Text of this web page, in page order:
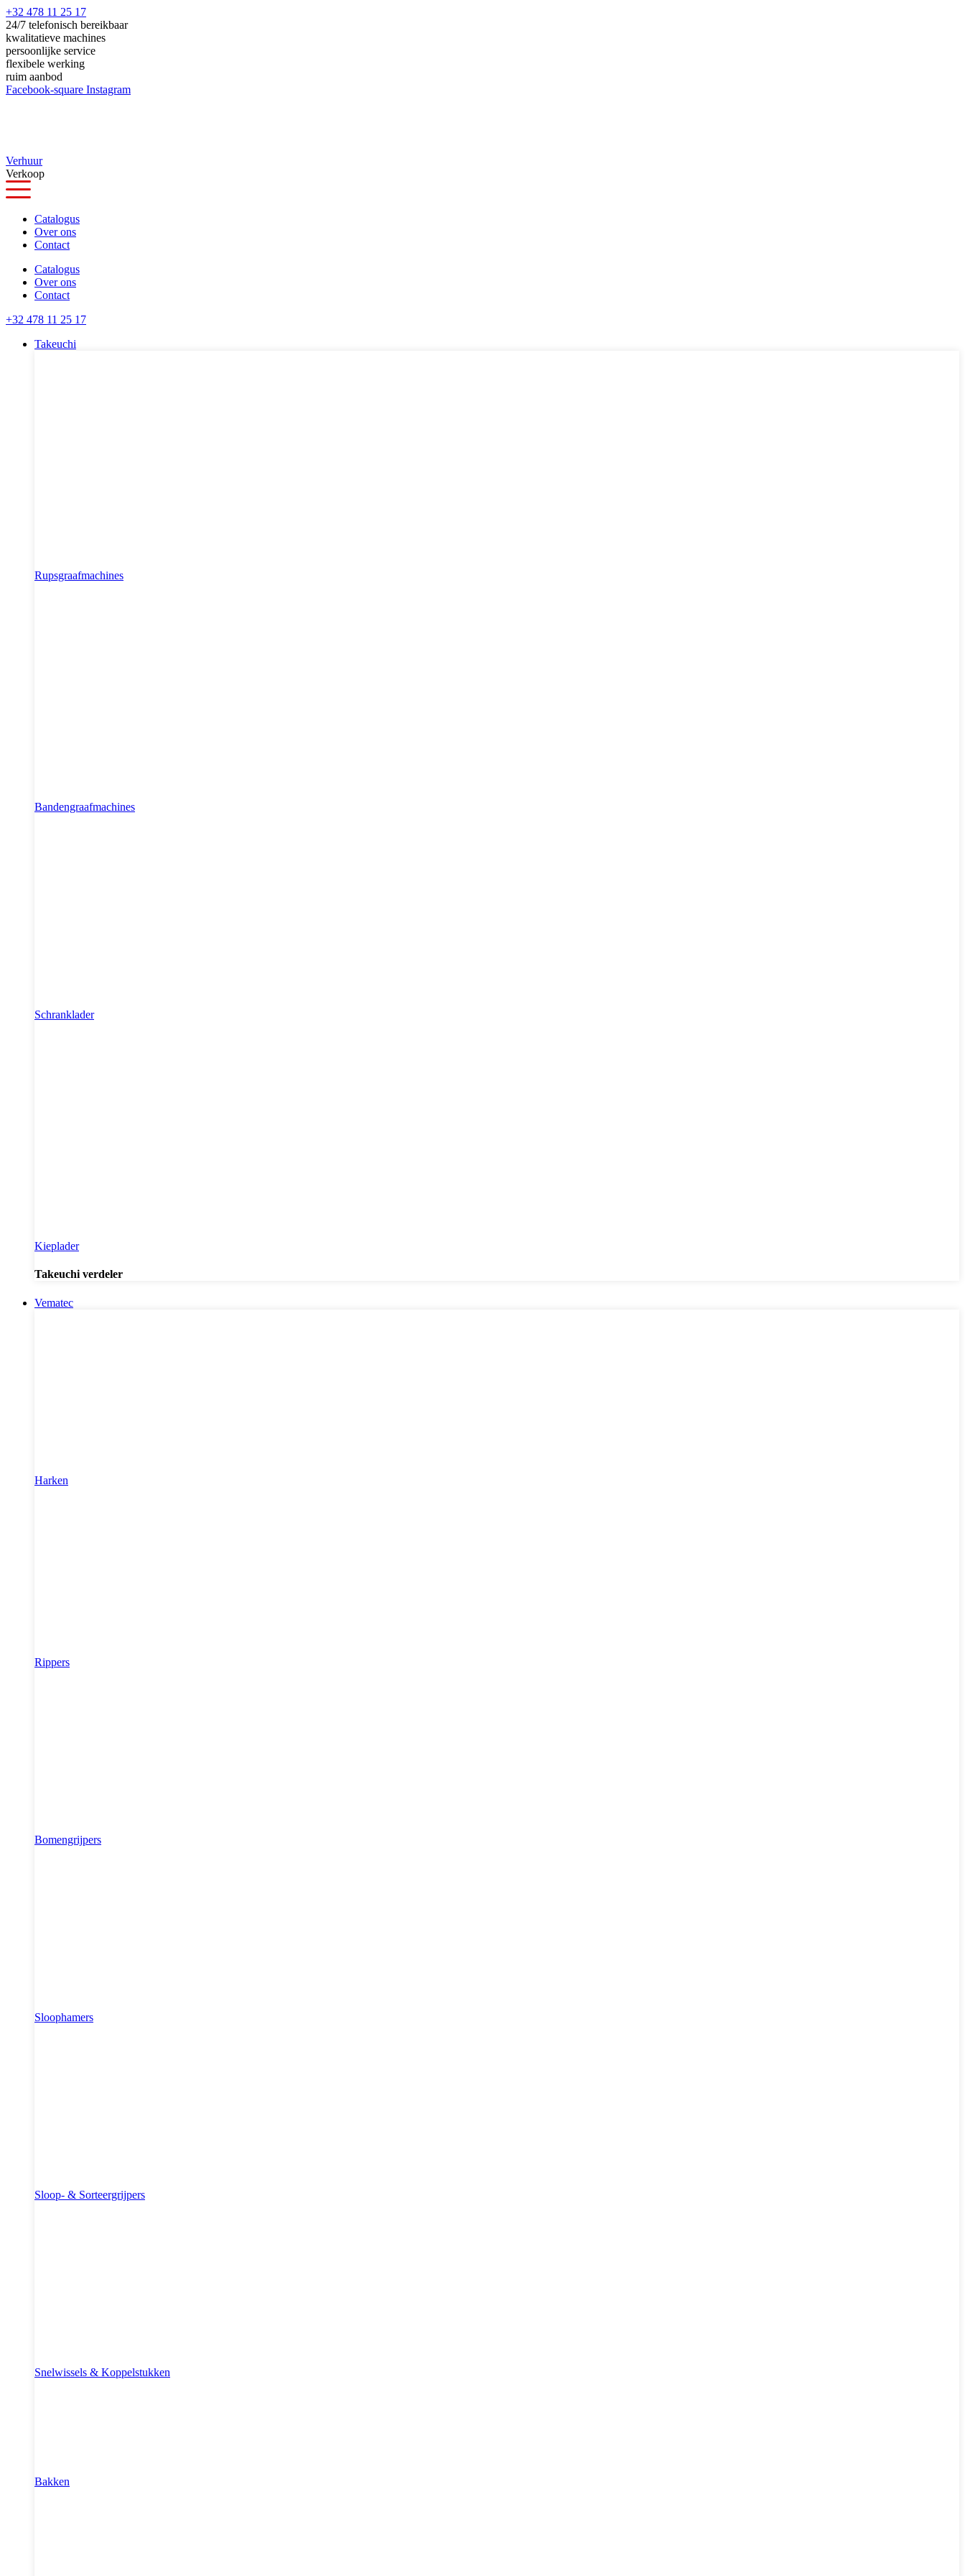
Ga
naar
de
inhoud
+32 478 11 25 17
24/7 telefonisch bereikbaar
kwalitatieve machines
persoonlijke service
flexibele werking
ruim aanbod
Facebook-square Instagram
Verhuur
Verkoop
Catalogus
Over ons
Contact
Catalogus
Over ons
Contact
+32 478 11 25 17
Takeuchi
Rupsgraafmachines
Bandengraafmachines
Schranklader
Kieplader
Takeuchi verdeler
Vematec
Harken
Rippers
Bomengrijpers
Sloophamers
Sloop- & Sorteergrijpers
Snelwissels & Koppelstukken
Bakken